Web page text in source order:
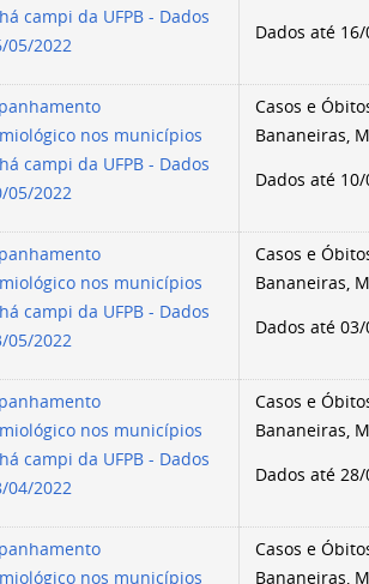
campi da UFPB - Dados
05/2022
Dados até
nos municípios
campi da UFPB - Dados
05/2022
Casos e
Bananeiras,
Dados até
nos municípios
campi da UFPB - Dados
05/2022
Casos e
Bananeiras,
Dados até
nos municípios
campi da UFPB - Dados
04/2022
Casos e
Bananeiras,
Dados até
nos municípios
Casos e
Bananeiras,